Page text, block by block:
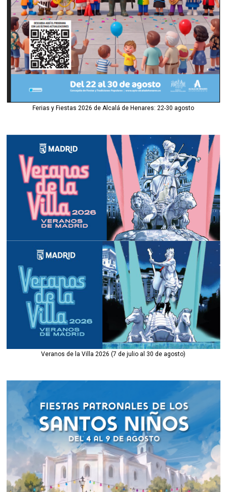
Ferias y Fiestas 2026 de Alcalá de Henares: 22-30 agosto
Veranos de la Villa 2026 (7 de julio al 30 de agosto)